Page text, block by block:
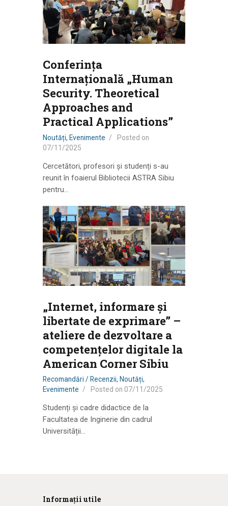
Conferința
Internațională „Human
Security. Theoretical
Approaches and
Practical Applications”
Noutăți, Evenimente
Posted on
07/11/2025
Cercetători, profesori și studenți s-au
reunit în foaierul Bibliotecii ASTRA Sibiu
pentru…
„Internet, informare și
libertate de exprimare” –
ateliere de dezvoltare a
competențelor digitale la
American Corner Sibiu
Recomandări / Recenzii, Noutăți,
Evenimente
Posted on 07/11/2025
Studenți și cadre didactice de la
Facultatea de Inginerie din cadrul
Universității…
Informații utile